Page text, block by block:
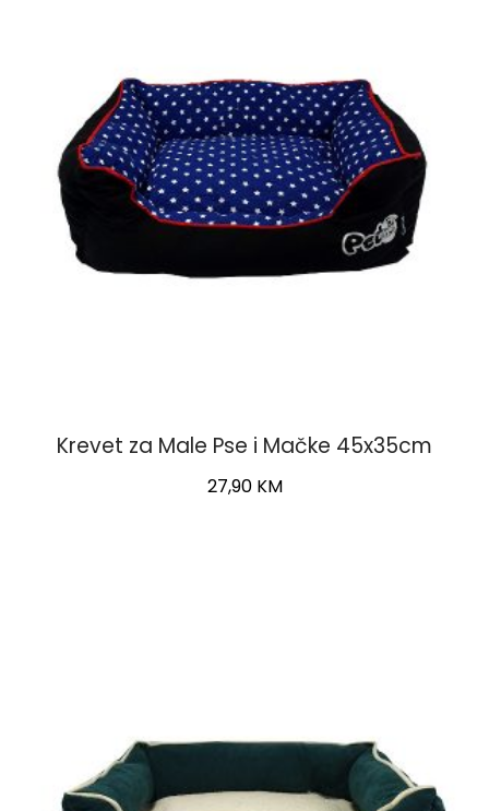
Krevet za Male Pse i Mačke 45x35cm
27,90 KM